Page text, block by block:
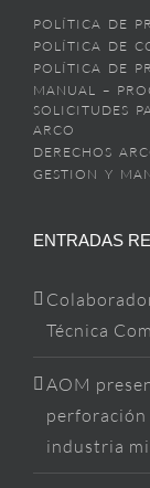
POLÍTICA DE
POLÍTICA DE
POLÍTICA DE
MANUAL –
SOLICITUDES
ARCO
DERECHOS
GESTION Y
ENTRADAS
Técnica
AOM
perforación
industria